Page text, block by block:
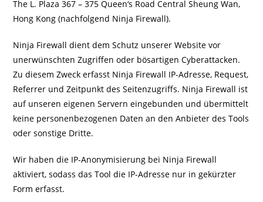
The L. Plaza 367 – 375 Queen‘s Road Central Sheung Wan,
Hong Kong (nachfolgend Ninja Firewall).
Ninja Firewall dient dem Schutz unserer Website vor
unerwünschten Zugriffen oder bösartigen Cyberattacken.
Zu diesem Zweck erfasst Ninja Firewall IP-Adresse, Request,
Referrer und Zeitpunkt des Seitenzugriffs. Ninja Firewall ist
auf unseren eigenen Servern eingebunden und übermittelt
keine personenbezogenen Daten an den Anbieter des Tools
oder sonstige Dritte.
Wir haben die IP-Anonymisierung bei Ninja Firewall
aktiviert, sodass das Tool die IP-Adresse nur in gekürzter
Form erfasst.